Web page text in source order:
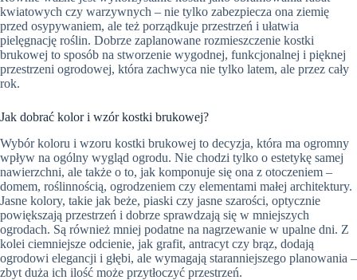
kwiatowych czy warzywnych – nie tylko zabezpiecza ona ziemię
przed osypywaniem, ale też porządkuje przestrzeń i ułatwia
pielęgnację roślin. Dobrze zaplanowane rozmieszczenie kostki
brukowej to sposób na stworzenie wygodnej, funkcjonalnej i pięknej
przestrzeni ogrodowej, która zachwyca nie tylko latem, ale przez cały
rok.
Jak dobrać kolor i wzór kostki brukowej?
Wybór koloru i wzoru kostki brukowej to decyzja, która ma ogromny
wpływ na ogólny wygląd ogrodu. Nie chodzi tylko o estetykę samej
nawierzchni, ale także o to, jak komponuje się ona z otoczeniem –
domem, roślinnością, ogrodzeniem czy elementami małej architektury.
Jasne kolory, takie jak beże, piaski czy jasne szarości, optycznie
powiększają przestrzeń i dobrze sprawdzają się w mniejszych
ogrodach. Są również mniej podatne na nagrzewanie w upalne dni. Z
kolei ciemniejsze odcienie, jak grafit, antracyt czy brąz, dodają
ogrodowi elegancji i głębi, ale wymagają staranniejszego planowania –
zbyt duża ich ilość może przytłoczyć przestrzeń.